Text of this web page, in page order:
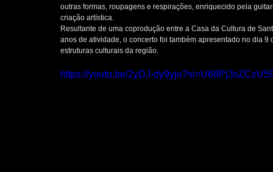
outras formas, roupagens e respirações, enriquecido pela
criação artística.
Resultante de uma coprodução entre a Casa da Cultura de
anos de atividade, o concerto foi também apresentado no dia
estruturas culturais da região.
https://youtu.be/2yDJ-